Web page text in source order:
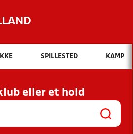
Hvad vil du søge efter?
INDHOLD OG NYHEDER
KLUBBER OG
HOLD
SPILLESTED KAMP
eller et hold